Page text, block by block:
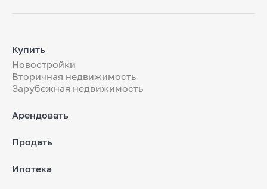
Купить
Новостройки
Вторичная недвижимость
Зарубежная недвижимость
Арендовать
Продать
Ипотека